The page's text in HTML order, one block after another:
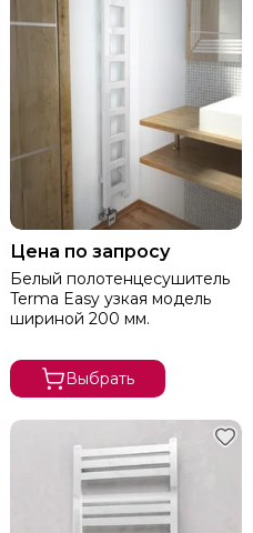
Цена по запросу
Белый полотенцесушитель
Terma Easy узкая модель
шириной 200 мм.
Выбрать